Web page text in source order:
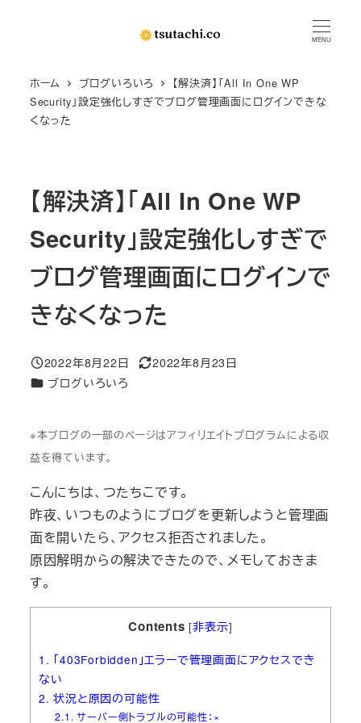
MENU
ホーム ブログいろいろ
【解決済】「All In One WP
Security」設定強化しすぎでブログ管理画面にログインできな
くなった
【解決済】「All In One WP
Security」設定強化しすぎで
ブログ管理画面にログインで
きなくなった
投稿日
2022年8月22日
更新日
2022年8月23日
カテゴリー
ブログいろいろ
※本ブログの一部のページはアフィリエイトプログラムによる収
益を得ています。
こんにちは、つたちこです。
昨夜、いつものようにブログを更新しようと管理画
面を開いたら、アクセス拒否されました。
原因解明からの解決できたので、メモしておきま
す。
Contents [非表示]
1. 「403Forbidden」エラーで管理画面にアクセスでき
ない
2. 状況と原因の可能性
2.1. サーバー側トラブルの可能性：×